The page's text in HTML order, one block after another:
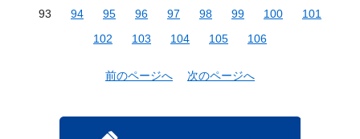
93
94 95 96 97 98 99 100
101
102
103 104 105 106
前のページへ 次のページへ